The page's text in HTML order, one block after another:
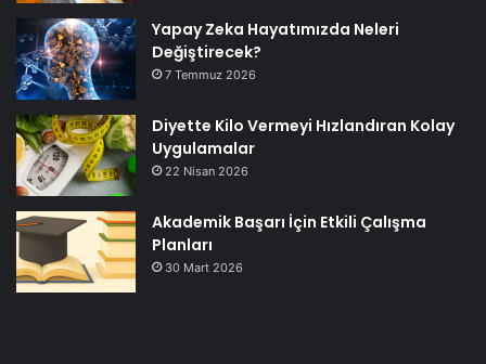
Yapay Zeka Hayatımızda Neleri
Değiştirecek?
7 Temmuz 2026
Diyette Kilo Vermeyi Hızlandıran Kolay
Uygulamalar
22 Nisan 2026
Akademik Başarı İçin Etkili Çalışma
Planları
30 Mart 2026